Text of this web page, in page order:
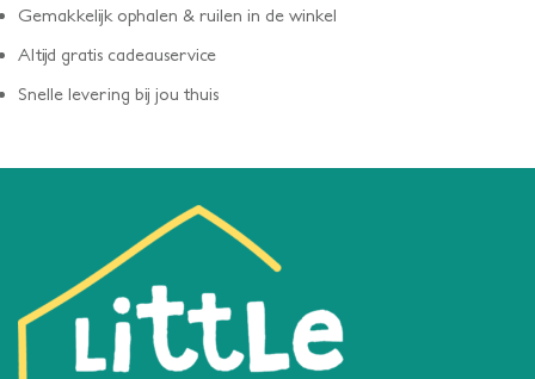
Gemakkelijk ophalen & ruilen in de winkel
Altijd gratis cadeauservice
Snelle levering bij jou thuis